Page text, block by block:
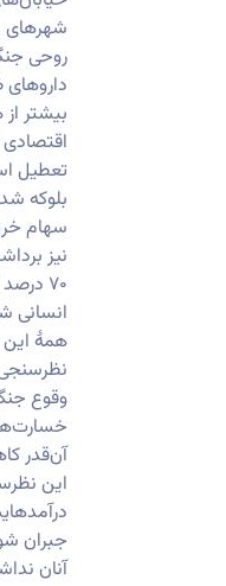
شهرهای
روحی
داروهای
بیشتر
تعطیل
بلوکه
سهام
نیز
۷۰
انسانی
همهٔ این
وقوع
آن‌قدر
آنان